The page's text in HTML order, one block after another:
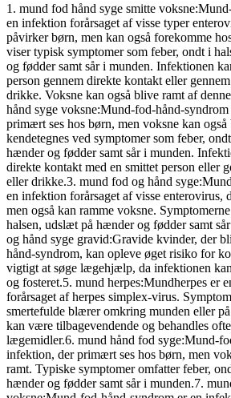
1. mund fod hånd syge smitte
en infektion forårsaget af visse typer
påvirker børn, men kan også forekomme
viser typisk symptomer som feber, ondt i
og fødder samt sår i munden. Infektionen
person gennem direkte kontakt eller
drikke. Voksne kan også blive ramt af
hånd syge voksne:Mund-fod-hånd-
primært ses hos børn, men voksne kan
kendetegnes ved symptomer som feber,
hænder og fødder samt sår i munden.
direkte kontakt med en smittet person eller
eller drikke.3. mund fod og hånd
en infektion forårsaget af visse enterovirus,
men også kan ramme voksne.
halsen, udslæt på hænder og fødder samt
og hånd syge gravid:Gravide kvinder, der
hånd-syndrom, kan opleve øget risiko for
vigtigt at søge lægehjælp, da infektionen
og fosteret.5. mund herpes:Mundherpes er
forårsaget af herpes simplex-virus.
smertefulde blærer omkring munden eller
kan være tilbagevendende og behandles
lægemidler.6. mund hånd fod syge:Mund-
infektion, der primært ses hos børn, men
ramt. Typiske symptomer omfatter feber,
hænder og fødder samt sår i munden.7.